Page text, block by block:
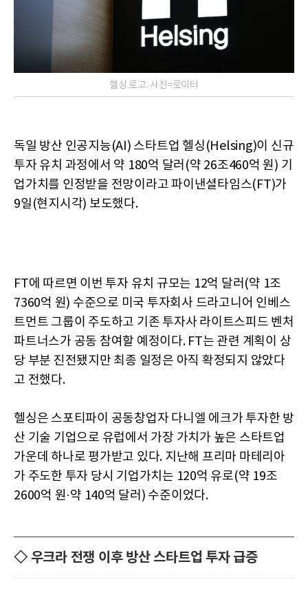
헬싱 로고. 사진=로이터
독일 방산 인공지능(AI) 스타트업 헬싱(Helsing)이 신규
투자 유치 과정에서 약 180억 달러(약 26조460억 원) 기
업가치를 인정받을 전망이라고 파이낸셜타임스(FT)가
9일(현지시각) 보도했다.
FT에 따르면 이번 투자 유치 규모는 12억 달러(약 1조
7360억 원) 수준으로 미국 투자회사 드라고니어 인베스
트먼트 그룹이 주도하고 기존 투자사 라이트스피드 벤처
파트너스가 공동 참여할 예정이다. FT는 관련 계획이 상
당 부분 진전됐지만 최종 일정은 아직 확정되지 않았다
고 전했다.
헬싱은 스포티파이 공동창업자 다니엘 에크가 투자한 방
산 기술 기업으로 유럽에서 가장 가치가 높은 스타트업
가운데 하나로 평가받고 있다. 지난해 프리마 마테리아
가 주도한 투자 당시 기업가치는 120억 유로(약 19조
2600억 원·약 140억 달러) 수준이었다.
◇ 우크라 전쟁 이후 방산 스타트업 투자 급증